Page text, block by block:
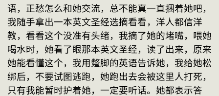
语，正愁怎么和她交流，总不能真一直捆着她吧，
我随手拿出一本英文圣经选摘看看，洋人都信洋
教，看看这个没准有头绪，我摘了她的堵嘴，喂她
喝水时，她看了眼那本英文圣经，读了出来，原来
她能看懂这个，我用蹩脚的英语告诉她，我给她松
绑后，不要试图逃跑，她跑出去会被这里人打死，
只有我能暂时护着她，一定要听话。她都表示答